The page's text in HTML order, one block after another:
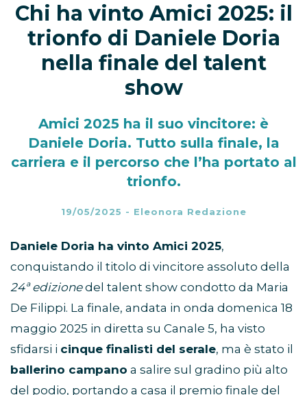
Chi ha vinto Amici 2025: il
trionfo di Daniele Doria
nella finale del talent
show
Amici 2025 ha il suo vincitore: è
Daniele Doria. Tutto sulla finale, la
carriera e il percorso che l’ha portato al
trionfo.
19/05/2025 - Eleonora Redazione
Daniele Doria ha vinto Amici 2025,
conquistando il titolo di vincitore assoluto della
24ª edizionedel talent show condotto da Maria
De Filippi. La finale, andata in onda domenica 18
maggio 2025 in diretta su Canale 5, ha visto
sfidarsi i cinque finalisti del serale, ma è stato il
ballerino campano a salire sul gradino più alto
del podio, portando a casa il premio finale del